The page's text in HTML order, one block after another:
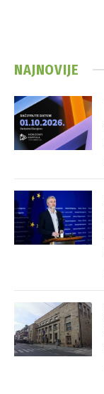
NAJNOVIJE